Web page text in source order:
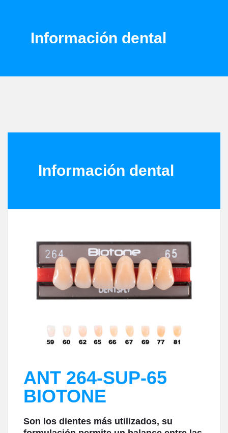
Información dental
Información dental
ANT 264-SUP-65
BIOTONE
Son los dientes más utilizados, su